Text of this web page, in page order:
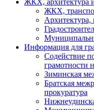
ЖКХ, архитектура
ЖКХ,
Архитектура,
Информация для
Содействие
грамотности
Зиминская
Братская
прокуратура